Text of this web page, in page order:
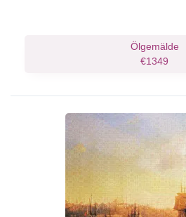
Ölgemälde
€1349